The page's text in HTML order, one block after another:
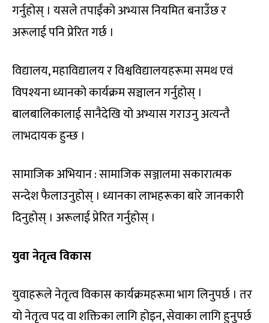
गर्नुहोस् । यसले तपाईंको अभ्यास नियमित बनाउँछ र
अरूलाई पनि प्रेरित गर्छ ।
विद्यालय, महाविद्यालय र विश्वविद्यालयहरूमा समथ एवं
विपश्यना ध्यानको कार्यक्रम सञ्चालन गर्नुहोस् ।
बालबालिकालाई सानैदेखि यो अभ्यास गराउनु अत्यन्तै
लाभदायक हुन्छ ।
सामाजिक अभियान : सामाजिक सञ्जालमा सकारात्मक
सन्देश फैलाउनुहोस् । ध्यानका लाभहरूका बारे जानकारी
दिनुहोस् । अरूलाई प्रेरित गर्नुहोस् ।
युवा नेतृत्व विकास
युवाहरूले नेतृत्व विकास कार्यक्रमहरूमा भाग लिनुपर्छ । तर
यो नेतृत्व पद वा शक्तिका लागि होइन, सेवाका लागि हुनुपर्छ